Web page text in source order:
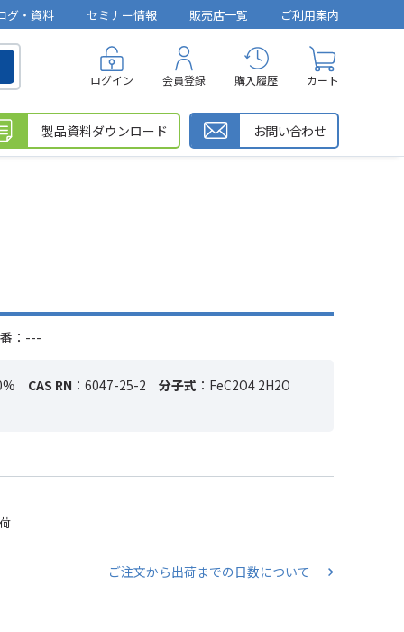
グ・資料 セミナー情報 販売店一覧 ご利用案内
ログイン 会員登録 購入履歴 カート
製品資料ダウンロード お問い合わせ
：---
CAS RN ：6047-25-2 分子式 ：FeC2O4 2H2O
ご注文から出荷までの日数について